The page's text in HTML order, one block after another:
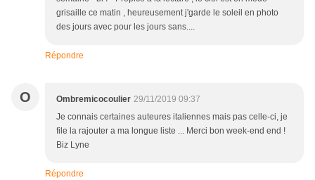
grisaille ce matin , heureusement j'garde le soleil en photo
des jours avec pour les jours sans....
Répondre
O Ombremicocoulier 29/11/2019 09:37
Je connais certaines auteures italiennes mais pas celle-ci, je
file la rajouter a ma longue liste ... Merci bon week-end end !
Biz Lyne
Répondre